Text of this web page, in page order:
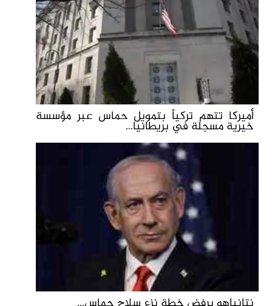
أميركا تتهم تركياً بتمويل حماس عبر مؤسسة
خيرية مسجلة في بريطانيا...